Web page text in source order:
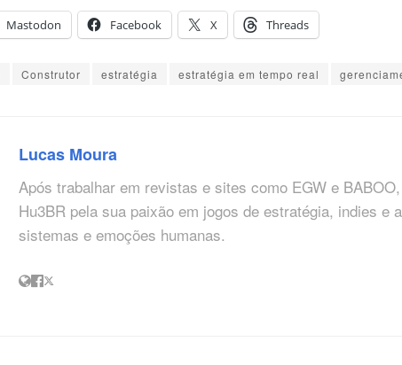
Mastodon Facebook X Threads
Construtor estratégia estratégia em tempo real
Lucas Moura
Após trabalhar em revistas e sites como EGW e
Hu3BR pela sua paixão em jogos de estratégia, indies e
sistemas e emoções humanas.